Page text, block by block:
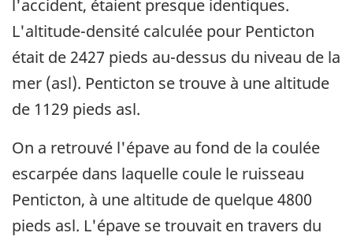
l'accident, étaient presque identiques.
L'altitude-densité calculée pour Penticton
était de 2427 pieds au-dessus du niveau de la
mer (asl). Penticton se trouve à une altitude
de 1129 pieds asl.
On a retrouvé l'épave au fond de la coulée
escarpée dans laquelle coule le ruisseau
Penticton, à une altitude de quelque 4800
pieds asl. L'épave se trouvait en travers du